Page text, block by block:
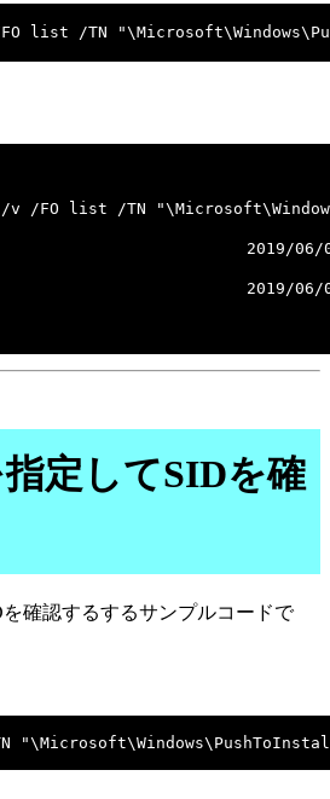
定してSIDを確
確認するするサンプルコードで